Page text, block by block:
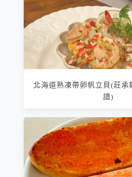
北海道熟凍帶卵帆立貝(莊承
譜)